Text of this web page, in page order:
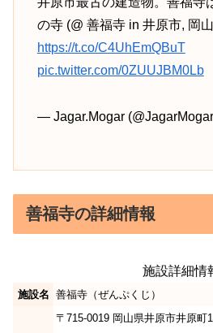
の寺 (@ 善福寺 in 井原市, 岡
https://t.co/C4UhEmQBuT
pic.twitter.com/0ZUUJBM0Lb
— Jagar.Mogar
善福寺の詳細情報
施設詳細情
施設名 善福寺（ぜんぷくじ）
〒715-0019 岡山県井原市井原町